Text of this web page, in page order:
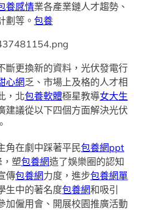
養感情業各產業鏈人才趨勢、
劃等。包養
斷更換新的資料，光伏發電行
心網乏、市場上及格的人才相
，北包養軟體極星教導女大生
建議從以下四個方面解決光伏
角在劇中踩著平民包養網ppt
，塑包養網造了娛樂圈的認知
傳包養網力度，進步包養網單
生中的著名度包養網和吸引
加僱用會、開展校園推廣活動